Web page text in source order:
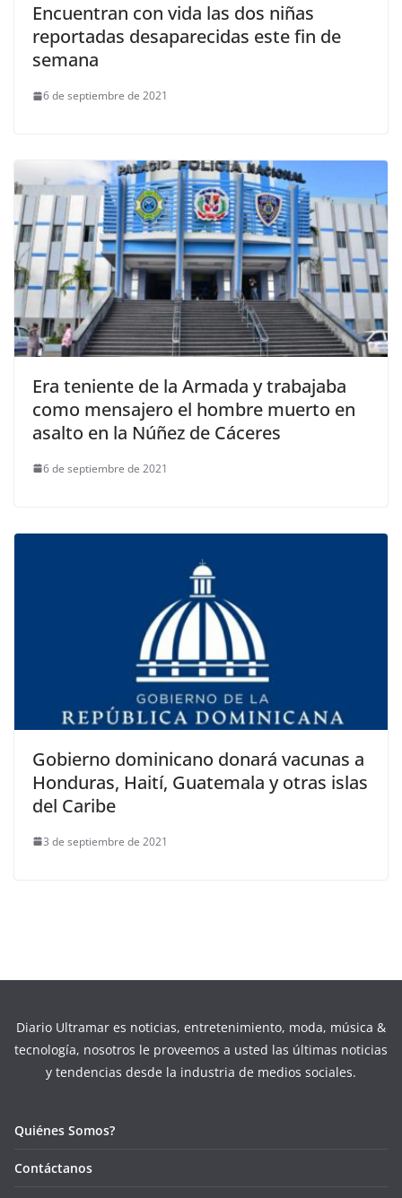
Encuentran con vida las dos niñas
reportadas desaparecidas este fin de
semana
6 de septiembre de 2021
Era teniente de la Armada y trabajaba
como mensajero el hombre muerto en
asalto en la Núñez de Cáceres
6 de septiembre de 2021
Gobierno dominicano donará vacunas a
Honduras, Haití, Guatemala y otras islas
del Caribe
3 de septiembre de 2021
Diario Ultramar es noticias, entretenimiento, moda, música &
tecnología, nosotros le proveemos a usted las últimas noticias
y tendencias desde la industria de medios sociales.
Quiénes Somos?
Contáctanos